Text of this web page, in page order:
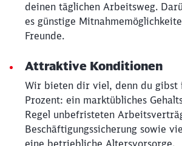
deinen täglichen Arbeitsweg.
es günstige
Freunde.
Attraktive Konditionen
Wir bieten dir viel, denn du gibst
Prozent: ein marktübliches
Regel unbefristeten
Beschäftigungssicherung sowie
eine betriebliche Altersvorsorge.